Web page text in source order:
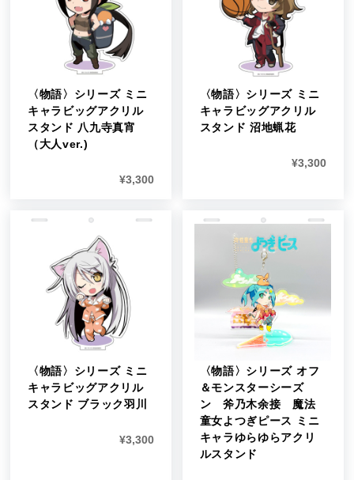
〈物語〉シリーズ ミニ
キャラビッグアクリル
スタンド 八九寺真宵
（大人ver.)
¥3,300
〈物語〉シリーズ ミニ
キャラビッグアクリル
スタンド 沼地蝋花
¥3,300
〈物語〉シリーズ ミニ
キャラビッグアクリル
スタンド ブラック羽川
¥3,300
〈物語〉シリーズ オフ
＆モンスターシーズ
ン 斧乃木余接 魔法
童女よつぎピース ミニ
キャラゆらゆらアクリ
ルスタンド